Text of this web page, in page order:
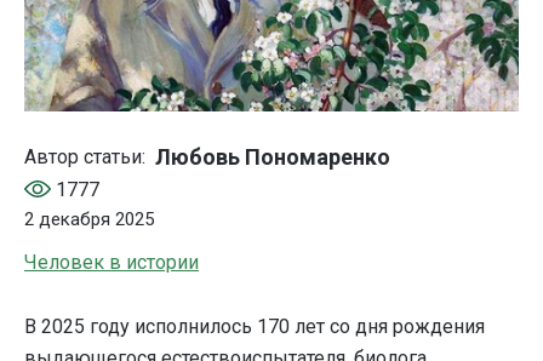
Автор статьи: Любовь Пономаренко
1777
2 декабря 2025
Человек в истории
В 2025 году исполнилось 170 лет со дня рождения